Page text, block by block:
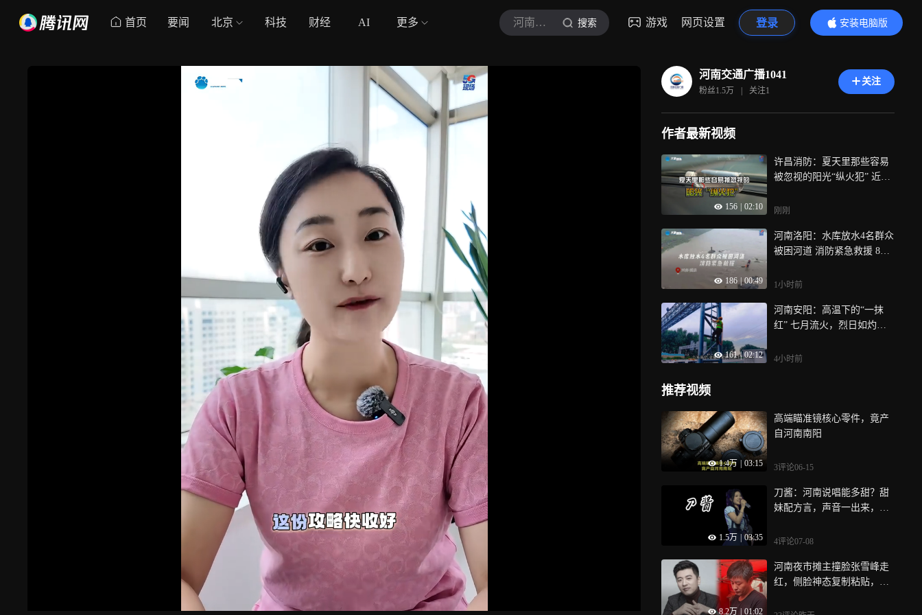
首页 要闻 北京 科技 财经 AI 更多 河南交通广播1041 搜索 游戏 网页设置 登录
安装电脑版
内容更精彩
河南交通广播1041
粉丝1.5万 | 关注1
关注
作者最新视频
156 02:10
许昌消防：夏天里那些容易
被忽视的阳光“纵火犯” 近
某副食店门口，一堆矿泉水
一名路过的消防员及时发
现，并和店老板一起迅速扑
明，起火元凶竟是一桶放在
夏天里那些容易被忽视的阳
光“纵火犯”
刚刚
186 00:49
河南洛阳：水库放水4名群众
被困河道 消防紧急救援 8月2
庄乡，4名群众因上游水库放
警后，嵩县消防救援大队立
即出动前往营救
1小时前
161 | 02:12
河南安阳：高温下的“一抹
红” 七月流火，烈日如灼，
中，有一群人身着反光衣，
手的金属架上，奔波于疾驰
的车流间，每一次挥锹，都
检，都是对平安的守护
4小时前
推荐视频
1.4万 03:15
高端瞄准镜核心零件，竟产
自河南南阳
3评论06-15
1.5万 03:35
刀酱：河南说唱能多甜？甜
妹配方言，声音一出来，说
4评论07-08
8.2万 01:02
河南夜市摊主撞脸张雪峰走
红，侧脸神态复制粘贴，网
法！